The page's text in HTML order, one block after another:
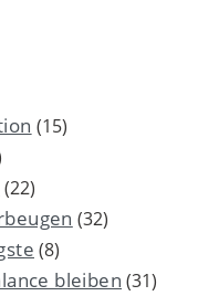
(15)
(22)
(32)
(8)
bleiben (31)